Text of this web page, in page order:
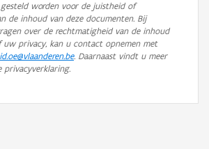
worden voor de juistheid of
de inhoud van deze documenten. Bij
over de rechtmatigheid van de inhoud
uw privacy, kan u contact opnemen met
. Daarnaast vindt u meer
privacyverklaring.